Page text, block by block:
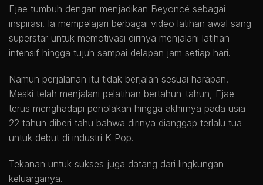
Ejae tumbuh dengan menjadikan Beyoncé sebagai
inspirasi. Ia mempelajari berbagai video latihan awal sang
superstar untuk memotivasi dirinya menjalani latihan
intensif hingga tujuh sampai delapan jam setiap hari.
Namun perjalanan itu tidak berjalan sesuai harapan.
Meski telah menjalani pelatihan bertahun-tahun, Ejae
terus menghadapi penolakan hingga akhirnya pada usia
22 tahun diberi tahu bahwa dirinya dianggap terlalu tua
untuk debut di industri K-Pop.
Tekanan untuk sukses juga datang dari lingkungan
keluarganya.